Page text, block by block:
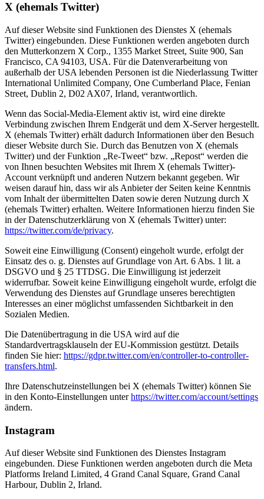
X (ehemals Twitter)
Auf dieser Website sind Funktionen des Dienstes X (ehemals
Twitter) eingebunden. Diese Funktionen werden angeboten durch
den Mutterkonzern X Corp., 1355 Market Street, Suite 900, San
Francisco, CA 94103, USA. Für die Datenverarbeitung von
außerhalb der USA lebenden Personen ist die Niederlassung Twitter
International Unlimited Company, One Cumberland Place, Fenian
Street, Dublin 2, D02 AX07, Irland, verantwortlich.
Wenn das Social-Media-Element aktiv ist, wird eine direkte
Verbindung zwischen Ihrem Endgerät und dem X-Server hergestellt.
X (ehemals Twitter) erhält dadurch Informationen über den Besuch
dieser Website durch Sie. Durch das Benutzen von X (ehemals
Twitter) und der Funktion „Re-Tweet“ bzw. „Repost“ werden die
von Ihnen besuchten Websites mit Ihrem X (ehemals Twitter)-
Account verknüpft und anderen Nutzern bekannt gegeben. Wir
weisen darauf hin, dass wir als Anbieter der Seiten keine Kenntnis
vom Inhalt der übermittelten Daten sowie deren Nutzung durch X
(ehemals Twitter) erhalten. Weitere Informationen hierzu finden Sie
in der Datenschutzerklärung von X (ehemals Twitter) unter:
https://twitter.com/de/privacy.
Soweit eine Einwilligung (Consent) eingeholt wurde, erfolgt der
Einsatz des o. g. Dienstes auf Grundlage von Art. 6 Abs. 1 lit. a
DSGVO und § 25 TTDSG. Die Einwilligung ist jederzeit
widerrufbar. Soweit keine Einwilligung eingeholt wurde, erfolgt die
Verwendung des Dienstes auf Grundlage unseres berechtigten
Interesses an einer möglichst umfassenden Sichtbarkeit in den
Sozialen Medien.
Die Datenübertragung in die USA wird auf die
Standardvertragsklauseln der EU-Kommission gestützt. Details
finden Sie hier: https://gdpr.twitter.com/en/controller-to-controller-
transfers.html.
Ihre Datenschutzeinstellungen bei X (ehemals Twitter) können Sie
in den Konto-Einstellungen unterhttps://twitter.com/account/settings
ändern.
Instagram
Auf dieser Website sind Funktionen des Dienstes Instagram
eingebunden. Diese Funktionen werden angeboten durch die Meta
Platforms Ireland Limited, 4 Grand Canal Square, Grand Canal
Harbour, Dublin 2, Irland.